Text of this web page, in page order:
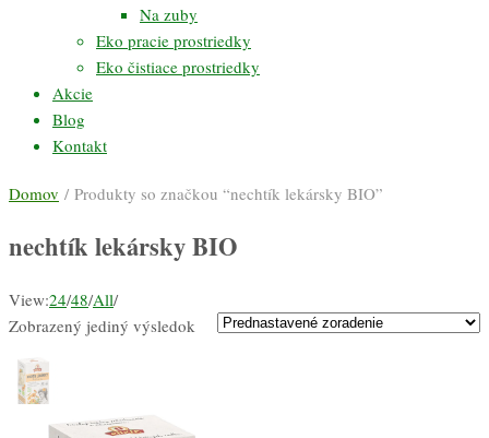
Na zuby
Eko pracie prostriedky
Eko čistiace prostriedky
Akcie
Blog
Kontakt
Domov / Produkty so značkou “nechtík lekársky BIO”
nechtík lekársky BIO
View:24/48/All/
Zobrazený jediný výsledok